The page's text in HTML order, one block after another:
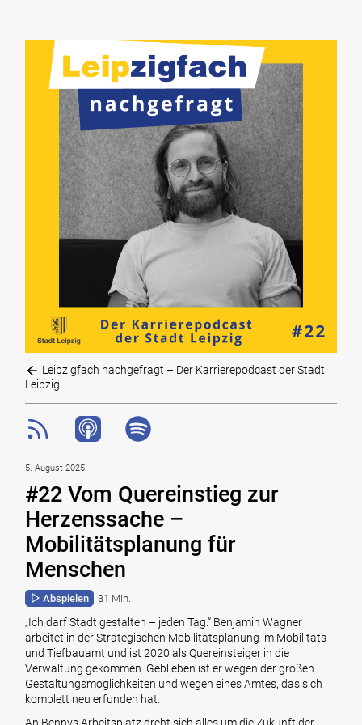
Leipzigfach nachgefragt – Der Karrierepodcast der Stadt
Leipzig
5. August 2025
#22 Vom Quereinstieg zur
Herzenssache –
Mobilitätsplanung für
Menschen
Abspielen 31 Min.
„Ich darf Stadt gestalten – jeden Tag.“ Benjamin Wagner
arbeitet in der Strategischen Mobilitätsplanung im Mobilitäts-
und Tiefbauamt und ist 2020 als Quereinsteiger in die
Verwaltung gekommen. Geblieben ist er wegen der großen
Gestaltungsmöglichkeiten und wegen eines Amtes, das sich
komplett neu erfunden hat.
An Bennys Arbeitsplatz dreht sich alles um die Zukunft der